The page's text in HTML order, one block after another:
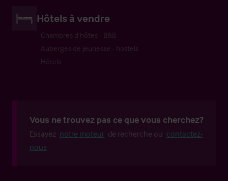
Hôtels à vendre
Chambres d’hôtes - B&B
Auberges de jeunesse - hostels
Hôtels
Vous ne trouvez pas ce que vous cherchez?
Essayez notre moteur de recherche ou contactez-
nous